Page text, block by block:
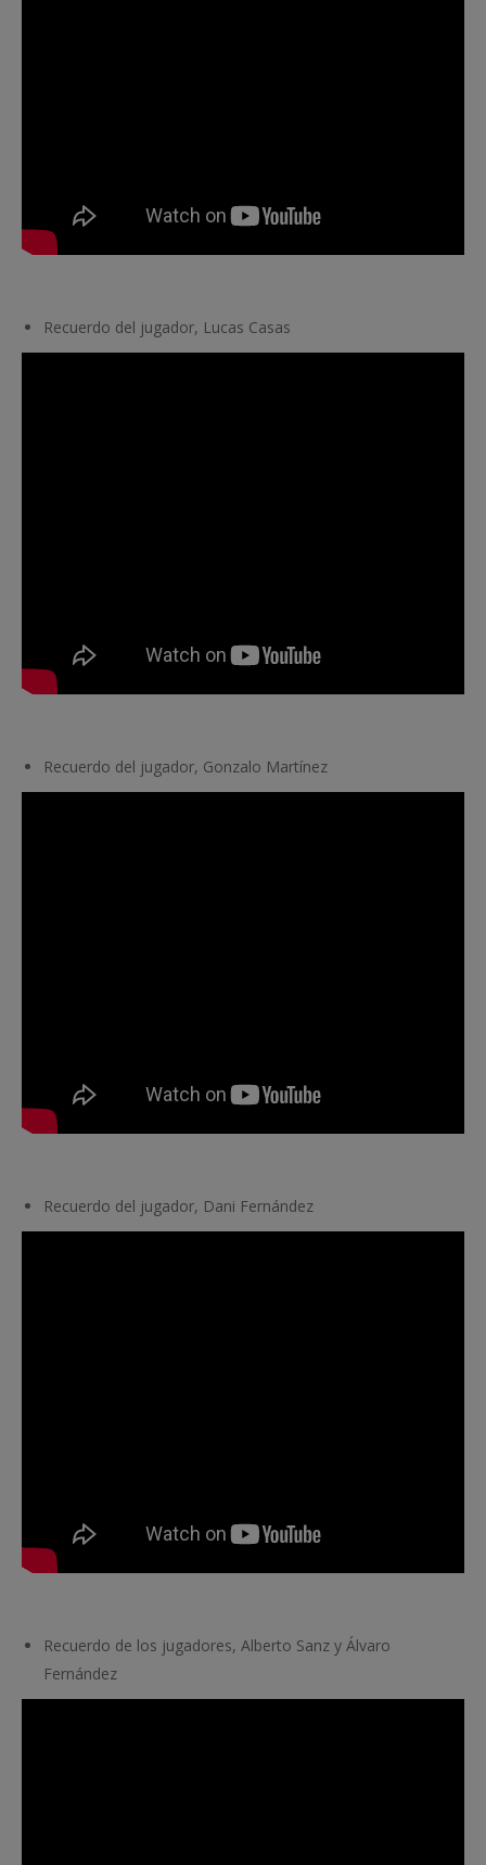
Recuerdo del jugador, Lucas Casas
Recuerdo del jugador, Gonzalo Martínez
Recuerdo del jugador, Dani Fernández
Recuerdo de los jugadores, Alberto Sanz y Álvaro
Fernández